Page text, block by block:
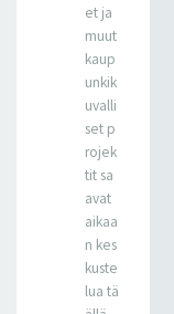
et ja
muut
kaup
unkik
uvalli
set p
rojek
tit sa
avat
aikaa
n kes
kuste
lua tä